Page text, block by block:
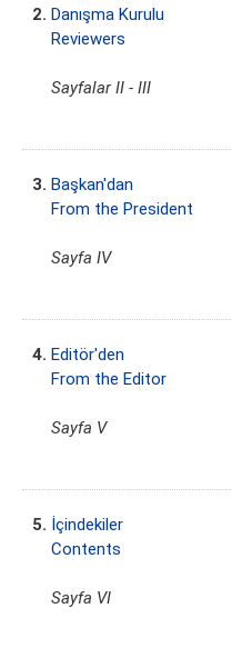
2. Danışma Kurulu
Reviewers
Sayfalar II - III
3. Başkan'dan
From the President
Sayfa IV
4. Editör'den
From the Editor
Sayfa V
5. İçindekiler
Contents
Sayfa VI